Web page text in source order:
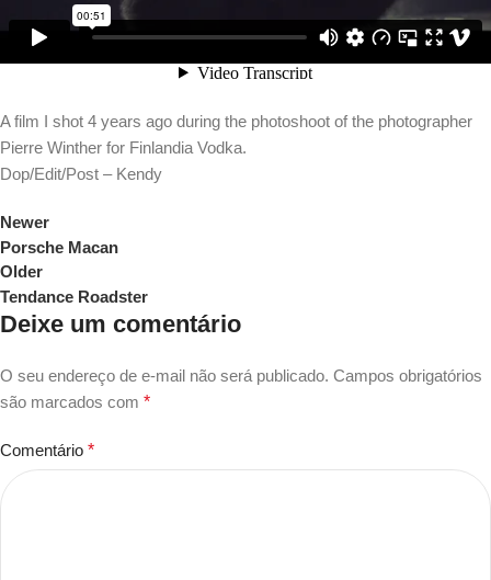
A film I shot 4 years ago during the photoshoot of the photographer
Pierre Winther for Finlandia Vodka.
Dop/Edit/Post – Kendy
Newer
Porsche Macan
Older
Tendance Roadster
Deixe um comentário
O seu endereço de e-mail não será publicado. Campos obrigatórios
são marcados com *
Comentário *